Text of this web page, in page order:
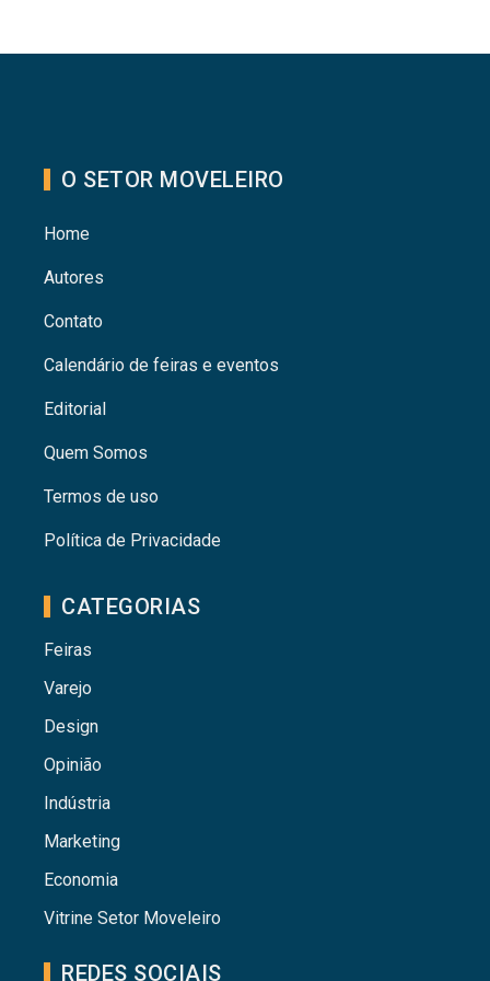
O SETOR MOVELEIRO
Home
Autores
Contato
Calendário de feiras e eventos
Editorial
Quem Somos
Termos de uso
Política de Privacidade
CATEGORIAS
Feiras
Varejo
Design
Opinião
Indústria
Marketing
Economia
Vitrine Setor Moveleiro
REDES SOCIAIS